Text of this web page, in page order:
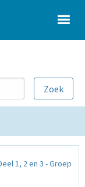
1, 2 en 3 - Groep